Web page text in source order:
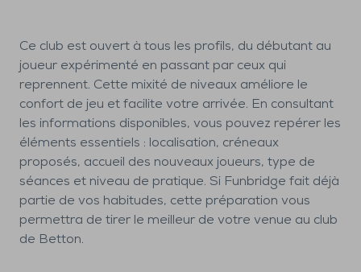
Ce club est ouvert à tous les profils, du débutant au
joueur expérimenté en passant par ceux qui
reprennent. Cette mixité de niveaux améliore le
confort de jeu et facilite votre arrivée. En consultant
les informations disponibles, vous pouvez repérer les
éléments essentiels : localisation, créneaux
proposés, accueil des nouveaux joueurs, type de
séances et niveau de pratique. Si Funbridge fait déjà
partie de vos habitudes, cette préparation vous
permettra de tirer le meilleur de votre venue au club
de Betton.